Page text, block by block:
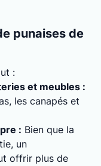
punaises de
:
et meubles :
les canapés et
: Bien que la
un
offrir plus de